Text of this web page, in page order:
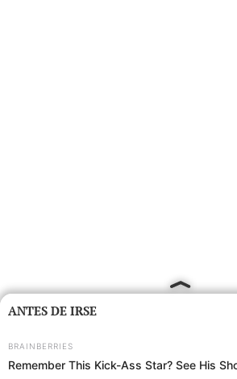
ANTES DE IRSE